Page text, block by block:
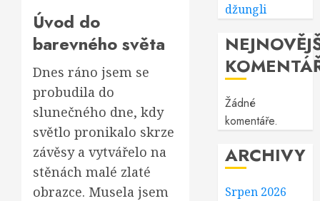
Úvod do
barevného světa
Dnes ráno jsem se
probudila do
slunečného dne, kdy
světlo pronikalo skrze
závěsy a vytvářelo na
stěnách malé zlaté
obrazce. Musela jsem
džungli
Žádné
komentáře.
ARCHIVY
Srpen 2026